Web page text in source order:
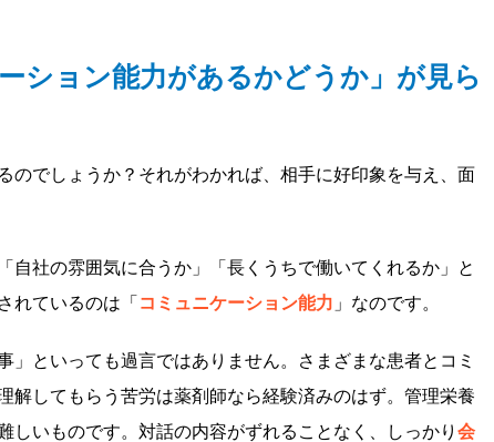
ション能力があるかどうか」が見ら
のでしょうか？それがわかれば、相手に好印象を与え、面
自社の雰囲気に合うか」「長くうちで働いてくれるか」と
れているのは「 コミュニケーション能力 」なのです。
」といっても過言ではありません。さまざまな患者とコミ
解してもらう苦労は薬剤師なら経験済みのはず。管理栄養
しいものです。対話の内容がずれることなく、しっかり 会